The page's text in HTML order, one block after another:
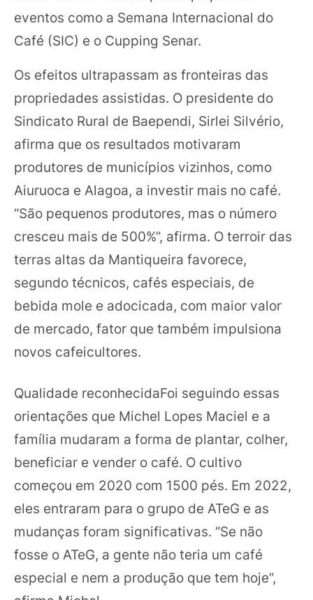
eventos como a Semana Internacional do
Café (SIC) e o Cupping Senar.
Os efeitos ultrapassam as fronteiras das
propriedades assistidas. O presidente do
Sindicato Rural de Baependi, Sirlei Silvério,
afirma que os resultados motivaram
produtores de municípios vizinhos, como
Aiuruoca e Alagoa, a investir mais no café.
“São pequenos produtores, mas o número
cresceu mais de 500%”, afirma. O terroir das
terras altas da Mantiqueira favorece,
segundo técnicos, cafés especiais, de
bebida mole e adocicada, com maior valor
de mercado, fator que também impulsiona
novos cafeicultores.
Qualidade reconhecidaFoi seguindo essas
orientações que Michel Lopes Maciel e a
família mudaram a forma de plantar, colher,
beneficiar e vender o café. O cultivo
começou em 2020 com 1500 pés. Em 2022,
eles entraram para o grupo de ATeG e as
mudanças foram significativas. “Se não
fosse o ATeG, a gente não teria um café
especial e nem a produção que tem hoje”,